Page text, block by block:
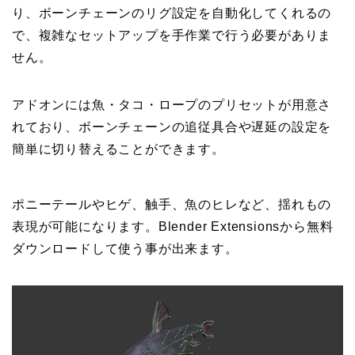
り、ボーンチェーンのリグ設定を自動化してくれるの
で、複雑なセットアップを手作業で行う必要がありま
せん。
アドオンには魚・タコ・ロープのプリセットが用意さ
れており、ボーンチェーンの追従具合や遅延の設定を
簡単に切り替えることができます。
ポニーテールやヒゲ、触手、魚のヒレなど、揺れもの
表現が可能になります。Blender Extensionsから無料
ダウンロードして使う事が出来ます。